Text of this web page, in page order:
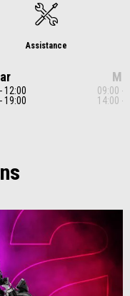
Assistance
12:00
19:00
09:00 -
14:00 -